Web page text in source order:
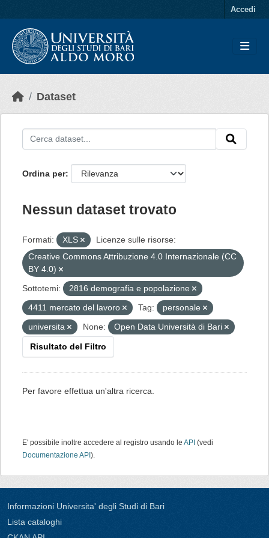
Accedi
Dataset
Ordina per
Nessun dataset trovato
Formati: XLS
Licenze sulle risorse:
Creative Commons Attribuzione 4.0 Internazionale (CC
BY 4.0)
Sottotemi:
2816 demografia e popolazione
4411 mercato del lavoro
Tag:
personale
universita
None: Open Data Università di Bari
Risultato del Filtro
Per favore effettua un'altra ricerca.
E' possibile inoltre accedere al registro usando le API (vedi
Documentazione API ).
Informazioni Universita' degli Studi di Bari
Lista cataloghi